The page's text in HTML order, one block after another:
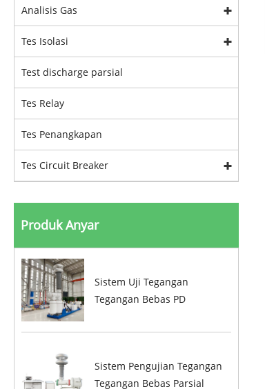
Analisis Gas
Tes Isolasi
Test discharge parsial
Tes Relay
Tes Penangkapan
Tes Circuit Breaker
Produk Anyar
Sistem Uji Tegangan
Tegangan Bebas PD
Sistem Pengujian Tegangan
Tegangan Bebas Parsial